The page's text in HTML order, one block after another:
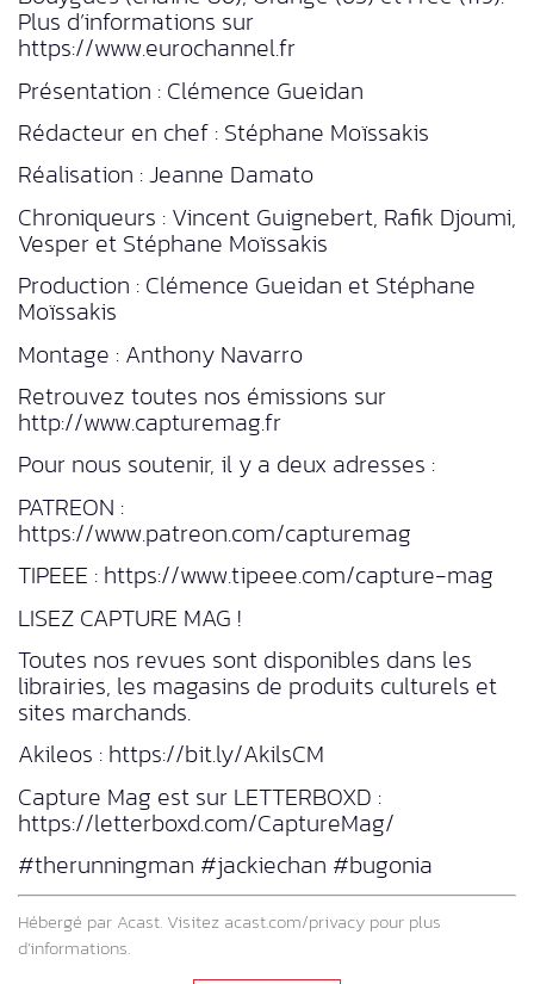
Plus d’informations sur
https://www.eurochannel.fr
Présentation : Clémence Gueidan
Rédacteur en chef : Stéphane Moïssakis
Réalisation : Jeanne Damato
Chroniqueurs : Vincent Guignebert, Rafik Djoumi,
Vesper et Stéphane Moïssakis
Production : Clémence Gueidan et Stéphane
Moïssakis
Montage : Anthony Navarro
Retrouvez toutes nos émissions sur
http://www.capturemag.fr
Pour nous soutenir, il y a deux adresses :
PATREON :
https://www.patreon.com/capturemag
TIPEEE : https://www.tipeee.com/capture-mag
LISEZ CAPTURE MAG !
Toutes nos revues sont disponibles dans les
librairies, les magasins de produits culturels et
sites marchands.
Akileos : https://bit.ly/AkilsCM
Capture Mag est sur LETTERBOXD :
https://letterboxd.com/CaptureMag/
#therunningman #jackiechan #bugonia
Hébergé par Acast. Visitez acast.com/privacy pour plus
d’informations.